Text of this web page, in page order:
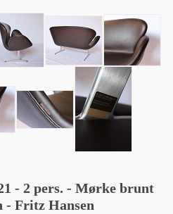
- 2 pers. - Mørke brunt
- Fritz Hansen